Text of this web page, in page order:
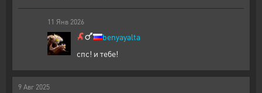
11 Янв 2026
benyayalta
спс! и тебе!
9 Авг 2025